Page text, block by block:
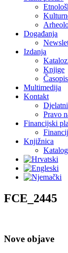
Događanja
Izdanja
Knjige
Multimedija
Kontakt
Pravo
Financijski
Knjižnica
FCE_2445
Nove objave